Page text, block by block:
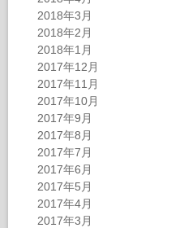
2018年3月
2018年2月
2018年1月
2017年12月
2017年11月
2017年10月
2017年9月
2017年8月
2017年7月
2017年6月
2017年5月
2017年4月
2017年3月